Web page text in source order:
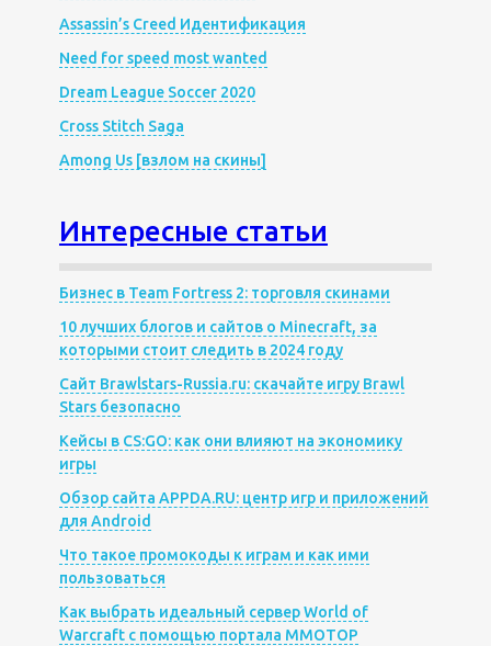
Assassin’s Creed Идентификация
Need for speed most wanted
Dream League Soccer 2020
Cross Stitch Saga
Among Us [взлом на скины]
Интересные статьи
Бизнес в Team Fortress 2: торговля скинами
10 лучших блогов и сайтов о Minecraft, за
которыми стоит следить в 2024 году
Сайт Brawlstars-Russia.ru: скачайте игру Brawl
Stars безопасно
Кейсы в CS:GO: как они влияют на экономику
игры
Обзор сайта APPDA.RU: центр игр и приложений
для Android
Что такое промокоды к играм и как ими
пользоваться
Как выбрать идеальный сервер World of
Warcraft с помощью портала MMOTOP